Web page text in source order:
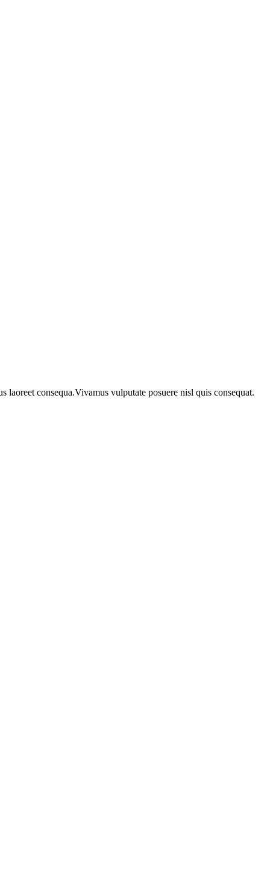
consequa.Vivamus vulputate posuere nisl quis consequat.